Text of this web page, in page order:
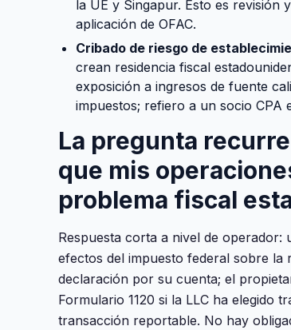
la UE y Singapur. Esto es
aplicación de OFAC.
Cribado de riesgo de
crean residencia fiscal
exposición a ingresos de fuente
impuestos; refiero a un socio CPA
La pregunta
que mis
problema fiscal
Respuesta corta a nivel de operador:
efectos del impuesto federal sobre la
declaración por su cuenta; el
Formulario 1120 si la LLC ha elegido
transacción reportable. No hay